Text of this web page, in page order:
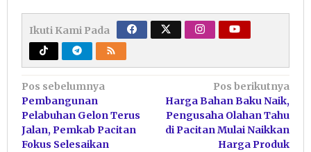
Ikuti Kami Pada
Navigasi
pos
Pos sebelumnya
Pembangunan
Pelabuhan Gelon Terus
Jalan, Pemkab Pacitan
Fokus Selesaikan
Pos berikutnya
Harga Bahan Baku Naik,
Pengusaha Olahan Tahu
di Pacitan Mulai Naikkan
Harga Produk